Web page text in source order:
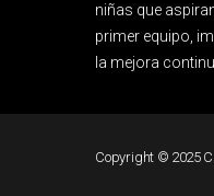
niñas que
primer equipo,
la mejora
Copyright © 2025